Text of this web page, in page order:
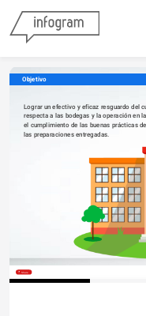
Objetivo
Lograr un efectivo y eficaz resguardo del
respecta a las bodegas y la operación en
el cumplimiento de las buenas prácticas
las preparaciones entregadas.
Share